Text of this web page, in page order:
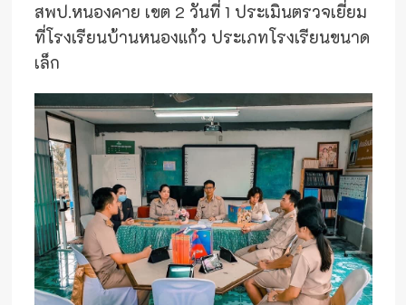
สพป.หนองคาย เขต 2 วันที่ 1 ประเมินตรวจเยี่ยม
ที่โรงเรียนบ้านหนองแก้ว ประเภทโรงเรียนขนาด
เล็ก